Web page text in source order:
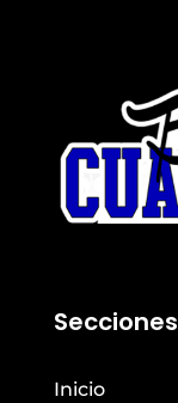
Secciones
Inicio